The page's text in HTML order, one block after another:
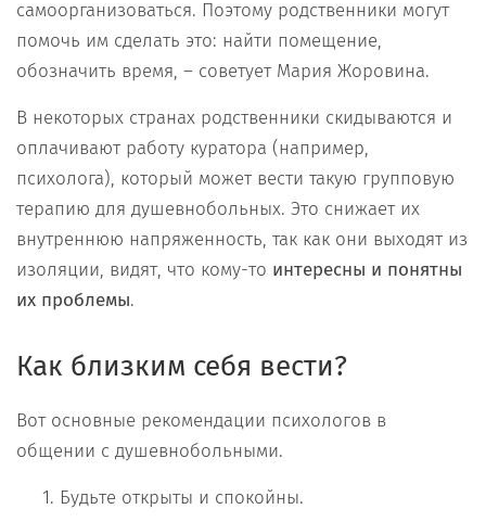
самоорганизоваться. Поэтому родственники могут
помочь им сделать это: найти помещение,
обозначить время, – советует Мария Жоровина.
В некоторых странах родственники скидываются и
оплачивают работу куратора (например,
психолога), который может вести такую групповую
терапию для душевнобольных. Это снижает их
внутреннюю напряженность, так как они выходят из
изоляции, видят, что кому-то интересны и понятны
их проблемы.
Как близким себя вести?
Вот основные рекомендации психологов в
общении с душевнобольными.
Будьте открыты и спокойны.